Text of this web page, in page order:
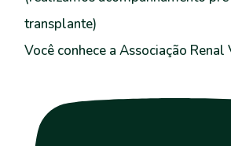
Você conhece a Associação Renal